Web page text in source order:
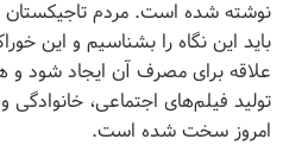
نوشته شده است‌. مردم تاجیکستان
باید این نگاه را بشناسیم و این
علاقه برای مصرف آن ایجاد شود و
تولید فیلم‌های اجتماعی،
امروز سخت شده است.